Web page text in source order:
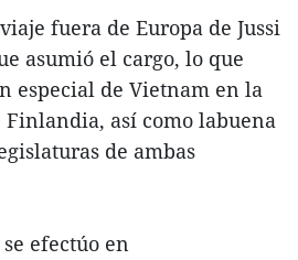
fuera de Europa de Jussi
asumió el cargo, lo que
especial de Vietnam en la
así como labuena
de ambas
efectúo en